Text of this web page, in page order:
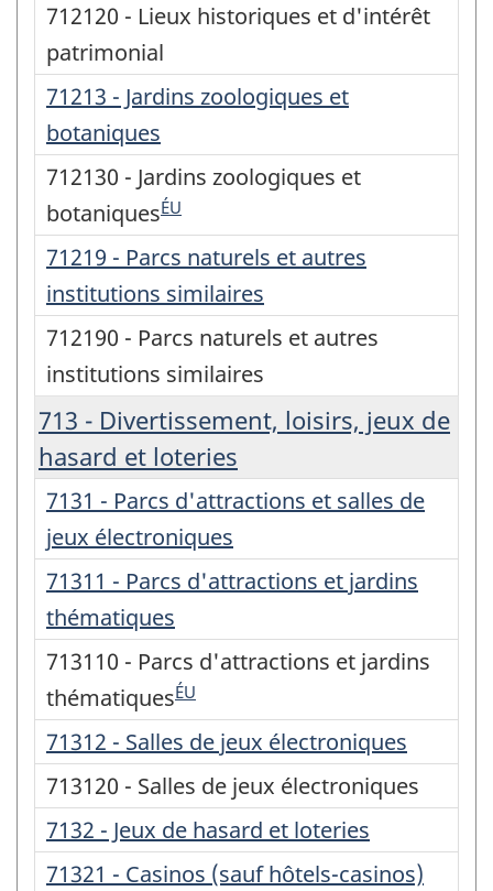
712120 - Lieux historiques et d'intérêt
patrimonial
71213 - Jardins zoologiques et
botaniques
712130 - Jardins zoologiques et
botaniquesÉU
71219 - Parcs naturels et autres
institutions similaires
712190 - Parcs naturels et autres
institutions similaires
713 - Divertissement, loisirs, jeux de
hasard et loteries
7131 - Parcs d'attractions et salles de
jeux électroniques
71311 - Parcs d'attractions et jardins
thématiques
713110 - Parcs d'attractions et jardins
thématiquesÉU
71312 - Salles de jeux électroniques
713120 - Salles de jeux électroniques
7132 - Jeux de hasard et loteries
71321 - Casinos (sauf hôtels-casinos)